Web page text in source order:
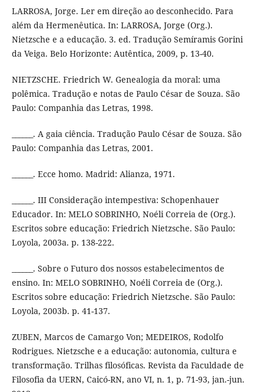
LARROSA, Jorge. Ler em direção ao desconhecido. Para
além da Hermenêutica. In: LARROSA, Jorge (Org.).
Nietzsche e a educação. 3. ed. Tradução Semíramis Gorini
da Veiga. Belo Horizonte: Autêntica, 2009, p. 13-40.
NIETZSCHE. Friedrich W. Genealogia da moral: uma
polêmica. Tradução e notas de Paulo César de Souza. São
Paulo: Companhia das Letras, 1998.
______. A gaia ciência. Tradução Paulo César de Souza. São
Paulo: Companhia das Letras, 2001.
______. Ecce homo. Madrid: Alianza, 1971.
______. III Consideração intempestiva: Schopenhauer
Educador. In: MELO SOBRINHO, Noéli Correia de (Org.).
Escritos sobre educação: Friedrich Nietzsche. São Paulo:
Loyola, 2003a. p. 138-222.
______. Sobre o Futuro dos nossos estabelecimentos de
ensino. In: MELO SOBRINHO, Noéli Correia de (Org.).
Escritos sobre educação: Friedrich Nietzsche. São Paulo:
Loyola, 2003b. p. 41-137.
ZUBEN, Marcos de Camargo Von; MEDEIROS, Rodolfo
Rodrigues. Nietzsche e a educação: autonomia, cultura e
transformação. Trilhas filosóficas. Revista da Faculdade de
Filosofia da UERN, Caicó-RN, ano VI, n. 1, p. 71-93, jan.-jun.